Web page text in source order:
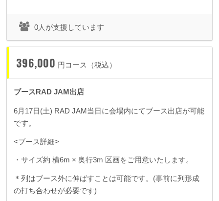
0人が支援しています
396,000 円コース（税込）
ブースRAD JAM出店
6月17日(土) RAD JAM当日に会場内にてブース出店が可能
です。
<ブース詳細>
・サイズ約 横6m × 奥行3m 区画をご用意いたします。
＊列はブース外に伸ばすことは可能です。(事前に列形成
の打ち合わせが必要です)